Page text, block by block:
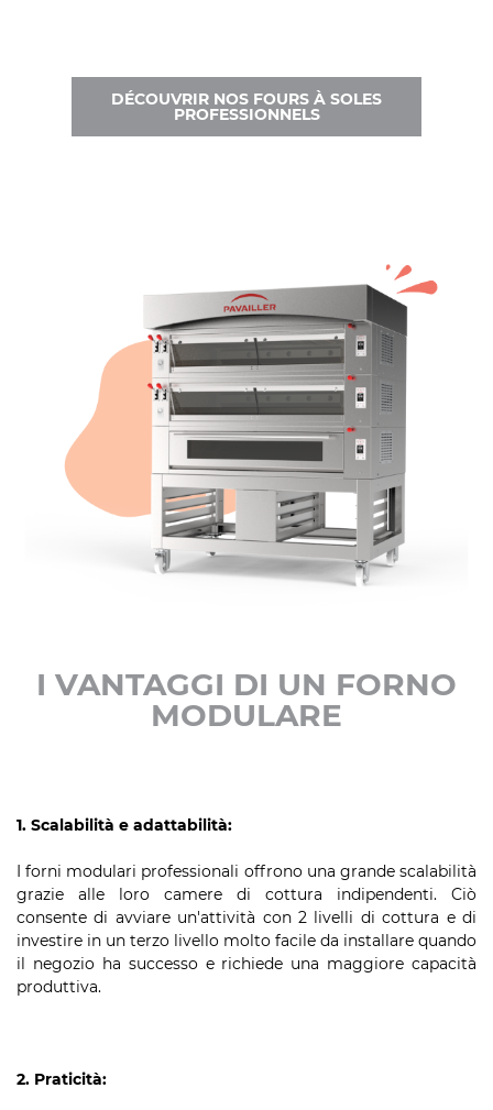
DÉCOUVRIR NOS FOURS À SOLES
PROFESSIONNELS
I VANTAGGI DI UN FORNO
MODULARE
1. Scalabilità e adattabilità:
I forni modulari professionali offrono una grande scalabilità
grazie alle loro camere di cottura indipendenti. Ciò
consente di avviare un'attività con 2 livelli di cottura e di
investire in un terzo livello molto facile da installare quando
il negozio ha successo e richiede una maggiore capacità
produttiva.
2. Praticità: